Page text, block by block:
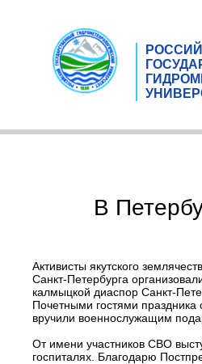
В
Активисты якутского
Санкт-Петербурга
калмыцкой диаспор Санкт-
Почетными гостями праздника
вручили военнослужащим
От имени участников СВО
госпиталях. Благодарю